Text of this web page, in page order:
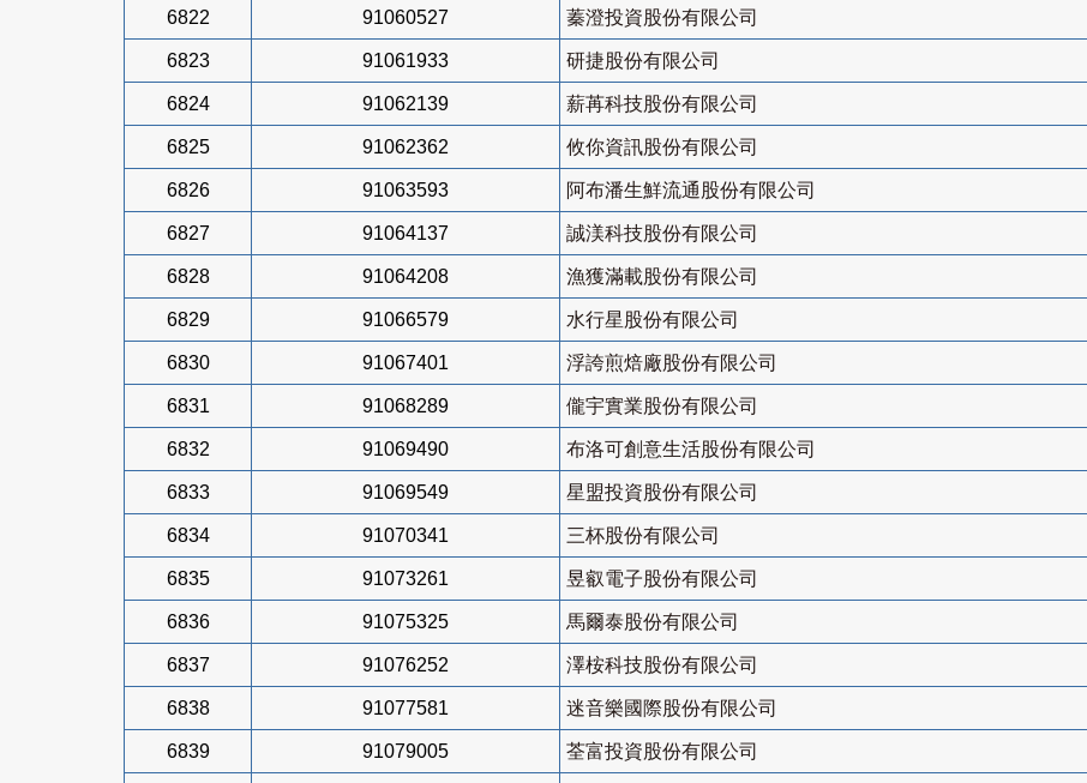
6822 91060527 蓁澄投資股份有限公司
6823 91061933 研捷股份有限公司
6824 91062139 薪苒科技股份有限公司
6825 91062362 攸你資訊股份有限公司
6826 91063593 阿布潘生鮮流通股份有限公司
6827 91064137 誠渼科技股份有限公司
6828 91064208 漁獲滿載股份有限公司
6829 91066579 水行星股份有限公司
6830 91067401 浮誇煎焙廠股份有限公司
6831 91068289 儱宇實業股份有限公司
6832 91069490 布洛可創意生活股份有限公司
6833 91069549 星盟投資股份有限公司
6834 91070341 三杯股份有限公司
6835 91073261 昱叡電子股份有限公司
6836 91075325 馬爾泰股份有限公司
6837 91076252 澤桉科技股份有限公司
6838 91077581 迷音樂國際股份有限公司
6839 91079005 荃富投資股份有限公司